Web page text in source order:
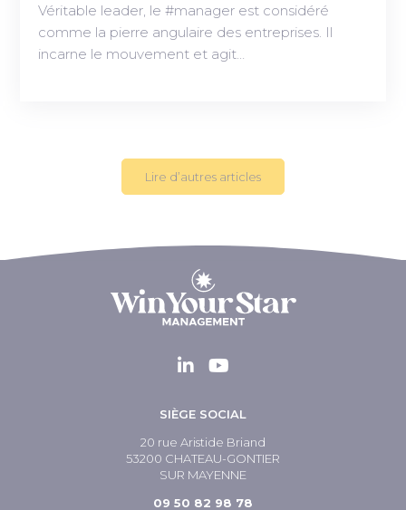
Véritable leader, le #manager est considéré
comme la pierre angulaire des entreprises. Il
incarne le mouvement et agit…
Lire d’autres articles
SIÈGE SOCIAL
20 rue Aristide Briand
53200 CHATEAU-GONTIER
SUR MAYENNE
09 50 82 98 78